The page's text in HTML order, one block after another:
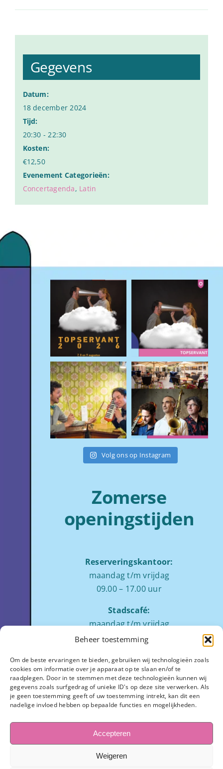
Beheer toestemming
Om de beste ervaringen te bieden, gebruiken wij technologieën zoals
cookies om informatie over je apparaat op te slaan en/of te
raadplegen. Door in te stemmen met deze technologieën kunnen wij
gegevens zoals surfgedrag of unieke ID's op deze site verwerken. Als
je geen toestemming geeft of uw toestemming intrekt, kan dit een
nadelige invloed hebben op bepaalde functies en mogelijkheden.
Accepteren
Weigeren
Gegevens
Datum:
18 december 2024
Tijd:
20:30 - 22:30
Kosten:
€12,50
Evenement Categorieën:
Concertagenda, Latin
Volg ons op Instagram
Zomerse
openingstijden
Reserveringskantoor:
maandag t/m vrijdag
09.00 – 17.00 uur
Stadscafé:
maandag t/m vrijdag
tussen 09:00 – 17:00 uur
Zaalverhuur:
ochtend: 08.00 tot 12.00
middag: 13.00 tot 17.00
avond:op aanvraag
Stadhuisplein 7
3811 LM Amersfoort
033-445 1654
info@observant.nl